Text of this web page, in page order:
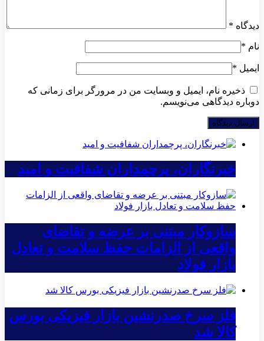
دیدگاه *
نام *
ایمیل *
ذخیره نام، ایمیل و وبسایت من در مرورگر برای زمانی که
دوباره دیدگاهی می‌نویسم.
خبرنگاران، پرچمداران شفافیت و امید
سازوکار مبتنی بر عرضه و تقاضای
واقعی از الزامات حفظ سلامت و تعادل
بازار فولاد
فلز سرخ صدرنشین بازار فیزیکی بورس
کالا شد